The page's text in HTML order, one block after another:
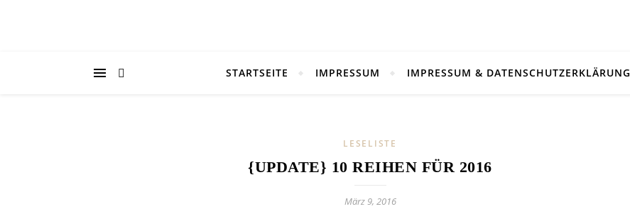
STARTSEITE IMPRESSUM IMPRESSUM & DATENSCHUTZERKLÄRUNG
LESELISTE
{UPDATE} 10 REIHEN FÜR 2016
März 9, 2016